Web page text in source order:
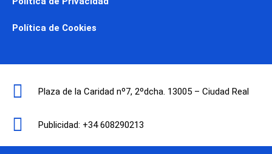
Política de Cookies
Plaza de la Caridad nº7, 2ºdcha. 13005 – Ciudad Real
Publicidad: +34 608290213